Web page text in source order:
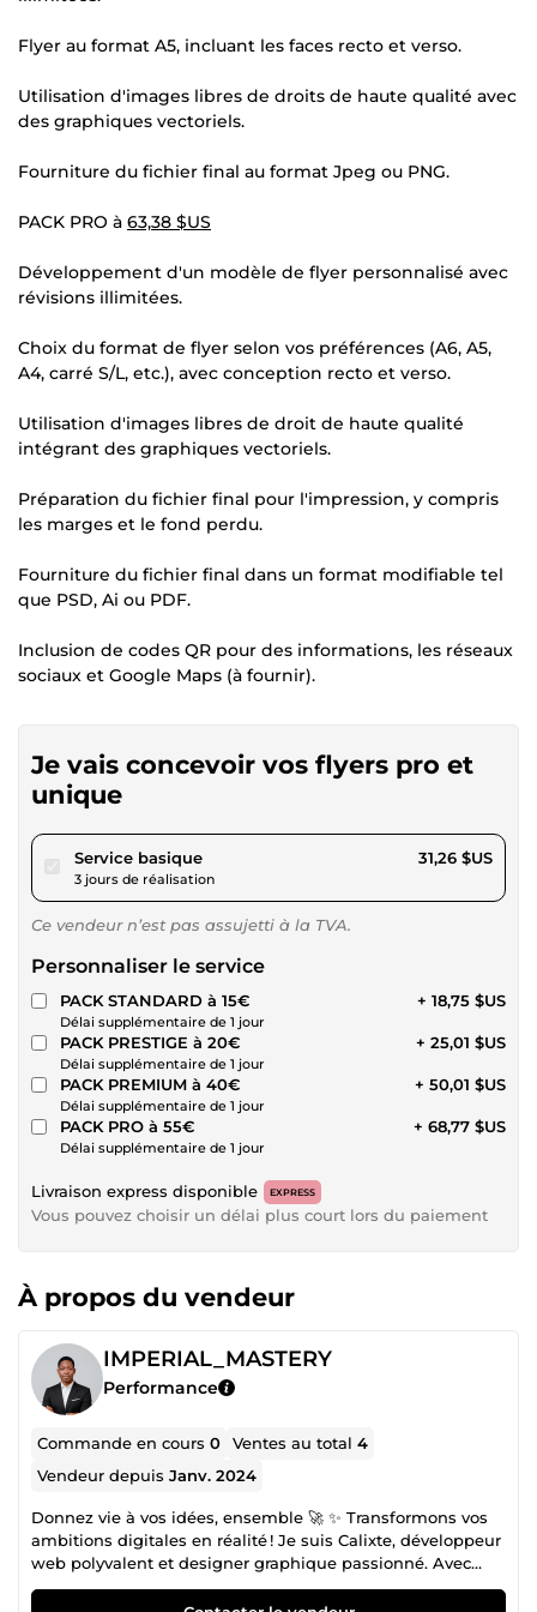
Flyer au format A5, incluant les faces recto et verso.
Utilisation d'images libres de droits de haute qualité avec
des graphiques vectoriels.
Fourniture du fichier final au format Jpeg ou PNG.
PACK PRO à 63,38 $US
Développement d'un modèle de flyer personnalisé avec
révisions illimitées.
Choix du format de flyer selon vos préférences (A6, A5,
A4, carré S/L, etc.), avec conception recto et verso.
Utilisation d'images libres de droit de haute qualité
intégrant des graphiques vectoriels.
Préparation du fichier final pour l'impression, y compris
les marges et le fond perdu.
Fourniture du fichier final dans un format modifiable tel
que PSD, Ai ou PDF.
Inclusion de codes QR pour des informations, les réseaux
sociaux et Google Maps (à fournir).
Je vais concevoir vos flyers pro et
unique
Service basiquepour 28,81 $US
3 jours de réalisation
31,26 $US
Ce vendeur n’est pas assujetti à la TVA.
Personnaliser le service
PACK STANDARD à 15€
Délai supplémentaire de 1 jour
+ 18,75 $US
PACK PRESTIGE à 20€
Délai supplémentaire de 1 jour
+ 25,01 $US
PACK PREMIUM à 40€
Délai supplémentaire de 1 jour
+ 50,01 $US
PACK PRO à 55€
Délai supplémentaire de 1 jour
+ 68,77 $US
Livraison express disponible EXPRESS
Vous pouvez choisir un délai plus court lors du paiement
À propos du vendeur
IMPERIAL_MASTERY
Performance
Commande en cours0 Ventes au total4
Vendeur depuisJanv. 2024
Donnez vie à vos idées, ensemble 🚀 ✨ Transformons vos
ambitions digitales en réalité ! Je suis Calixte, développeur
web polyvalent et designer graphique passionné. Avec
une combinaison unique de créativité et de compétences